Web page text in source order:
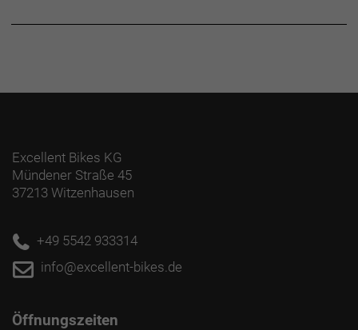
Excellent Bikes KG
Mündener Straße 45
37213 Witzenhausen
+49 5542 933314
info@excellent-bikes.de
Öffnungszeiten